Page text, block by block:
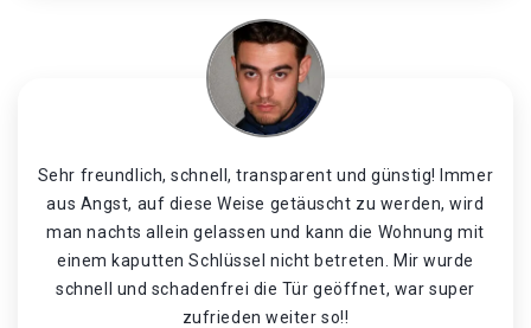
Sehr freundlich, schnell, transparent und günstig! Immer
aus Angst, auf diese Weise getäuscht zu werden, wird
man nachts allein gelassen und kann die Wohnung mit
einem kaputten Schlüssel nicht betreten. Mir wurde
schnell und schadenfrei die Tür geöffnet, war super
zufrieden weiter so!!